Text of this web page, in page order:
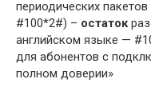
периодических
#100*2#) – остаток
английском языке —
для абонентов с
полном доверии»